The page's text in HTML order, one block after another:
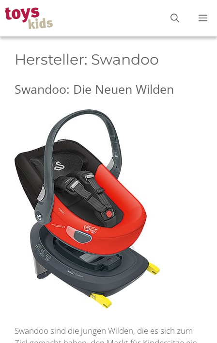
Zum
Inhalt
springen
Hersteller: Swandoo
Swandoo: Die Neuen Wilden
Swandoo sind die jungen Wilden, die es sich zum